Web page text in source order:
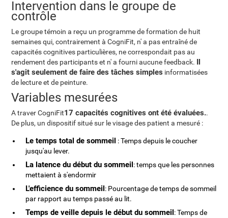
Intervention dans le groupe de
contrôle
Le groupe témoin a reçu un programme de formation de huit
semaines qui, contrairement à CogniFit, n' a pas entraîné de
capacités cognitives particulières, ne correspondait pas au
rendement des participants et n' a fourni aucune feedback. Il
s'agit seulement de faire des tâches simples informatisées
de lecture et de peinture.
Variables mesurées
A traver CogniFit17 capacités cognitives ont été évaluées..
De plus, un dispositif situé sur le visage des patient a mesuré :
Le temps total de sommeil : Temps depuis le coucher
jusqu'au lever.
La latence du début du sommeil: temps que les personnes
mettaient à s'endormir
L'efficience du sommeil: Pourcentage de temps de sommeil
par rapport au temps passé au lit.
Temps de veille depuis le début du sommeil: Temps de